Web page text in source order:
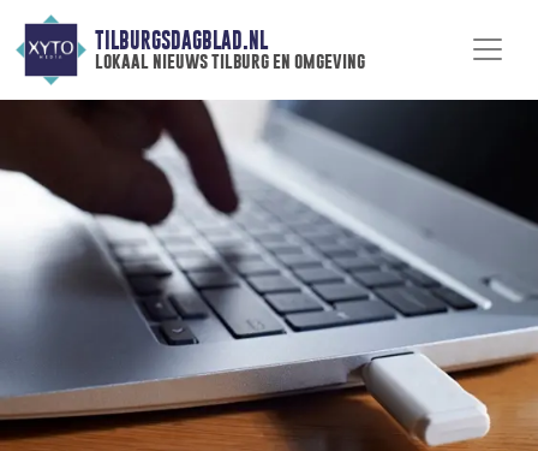
TILBURGSDAGBLAD.NL
lokaal nieuws tilburg en omgeving